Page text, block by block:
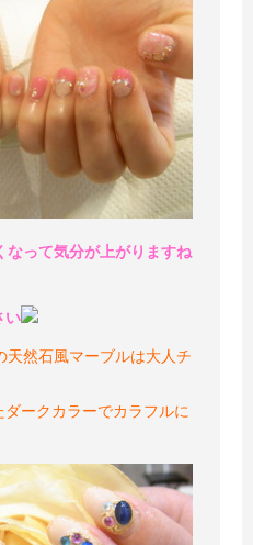
なって気分が上がりますね
い
天然石風マーブルは大人チ
ークカラーでカラフルに